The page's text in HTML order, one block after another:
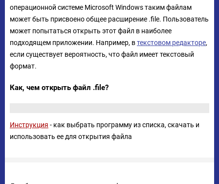
операционной системе Microsoft Windows таким файлам
может быть присвоено общее расширение .file. Пользователь
может попытаться открыть этот файл в наиболее
подходящем приложении. Например, втекстовом редакторе,
если существует вероятность, что файл имеет текстовый
формат.
Как, чем открыть файл .file?
Инструкция - как выбрать программу из списка, скачать и
использовать ее для открытия файла